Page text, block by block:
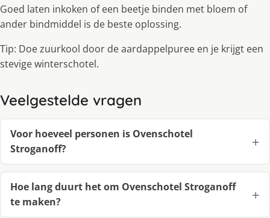
Goed laten inkoken of een beetje binden met bloem of
ander bindmiddel is de beste oplossing.
Tip: Doe zuurkool door de aardappelpuree en je krijgt een
stevige winterschotel.
Veelgestelde vragen
Voor hoeveel personen is Ovenschotel
Stroganoff?
Hoe lang duurt het om Ovenschotel Stroganoff
te maken?